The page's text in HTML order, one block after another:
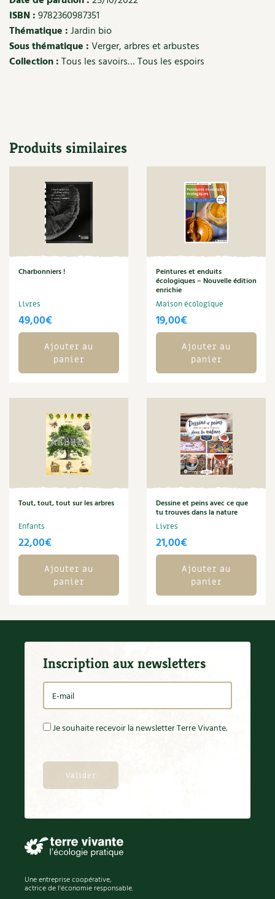
Soins et cosmétiques au naturel
Société et alternatives
Autonomie
Actions pour la planète
Les 4 saisons
Compléments
Dossier4 saisons
Conseils vidéo des
Secrets d’abonné
La vie secrète du jardin
BD : La folle histoire des plantes
ISBN :9782360987351
Thématique :Jardin bio
Sous thématique :Verger, arbres et arbustes
Collection :Tous les savoirs… Tous les espoirs
Produits similaires
Charbonniers !
Livres
49,00€
Ajouter au
panier
Peintures et enduits
écologiques – Nouvelle édition
enrichie
Maison écologique
19,00€
Ajouter au
panier
Tout, tout, tout sur les arbres
Enfants
22,00€
Ajouter au
panier
Dessine et peins avec ce que
tu trouves dans la nature
Livres
21,00€
Ajouter au
panier
Inscription aux newsletters
Je souhaite recevoir la newsletter Terre Vivante.
Une entreprise coopérative,
actrice de l'économie responsable.